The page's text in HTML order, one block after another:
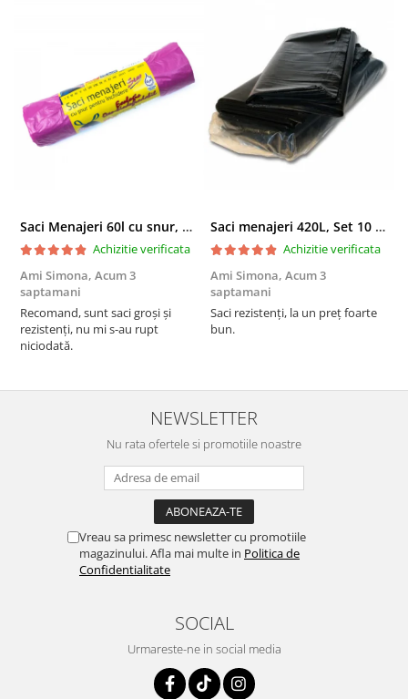
Saci Menajeri 60l cu snur, Roz, 10buc/rola
Achizitie verificata
Ami Simona, Acum 3
saptamani
Recomand, sunt saci groși și
rezistenți, nu mi s-au rupt
niciodată.
Saci menajeri 420L, Set 10 bucati
Achizitie verificata
Ami Simona, Acum 3
saptamani
Saci rezistenți, la un preț foarte
bun.
NEWSLETTER
Nu rata ofertele si promotiile noastre
Vreau sa primesc newsletter cu promotiile
magazinului. Afla mai multe in Politica de
Confidentialitate
SOCIAL
Urmareste-ne in social media